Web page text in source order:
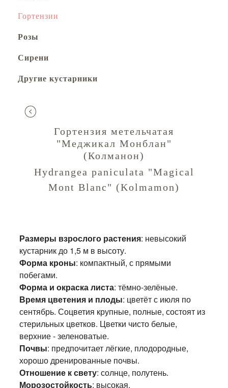
Гортензии
Розы
Сирени
Другие кустарники
Гортензия метельчатая
"Меджикал Монблан"
(Колманон)
Hydrangea paniculata "Magical
Mont Blanc" (Kolmamon)
Размеры взрослого растения: невысокий
кустарник до 1,5 м в высоту.
Форма кроны: компактный, с прямыми
побегами.
Форма и окраска листа: тёмно-зелёные.
Время цветения и плоды: цветёт с июля по
сентябрь. Соцветия крупные, полные, состоят из
стерильных цветков. Цветки чисто белые,
верхние - зеленоватые.
Почвы: предпочитает лёгкие, плодородные,
хорошо дренированные почвы.
Отношение к свету: солнце, полутень.
Морозостойкость: высокая.